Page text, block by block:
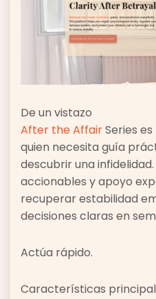
De un vistazo
After the AffairSeries es
quien necesita guía
descubrir una
accionables y apoyo
recuperar estabilidad
decisiones claras en
Actúa rápido.
Características